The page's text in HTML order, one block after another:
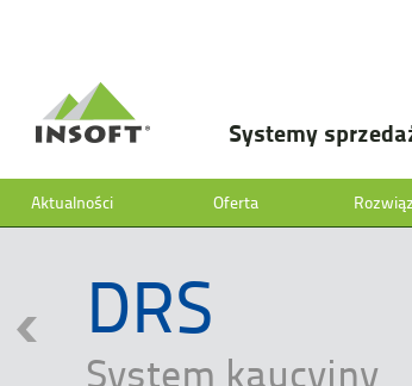
Systemy
Aktualności Oferta
DRS
System kaucyjny